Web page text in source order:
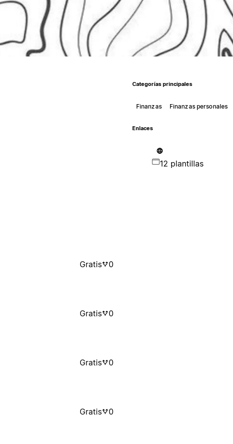
Categorías principales
Finanzas Finanzas personales
Enlaces
12 plantillas
Gratis 0
Gratis 0
Gratis 0
Gratis 0